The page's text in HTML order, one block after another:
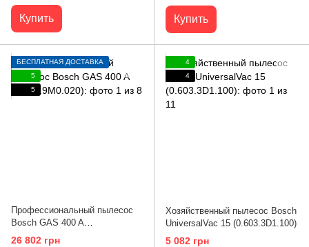
Купить Купить
БЕСПЛАТНАЯ ДОСТАВКА
5
5
Профессиональный пылесос
Bosch GAS 400 A
(0.601.9M0.020)
26 802 грн
4
4
Хозяйственный пылесос Bosch
UniversalVac 15 (0.603.3D1.100)
5 082 грн